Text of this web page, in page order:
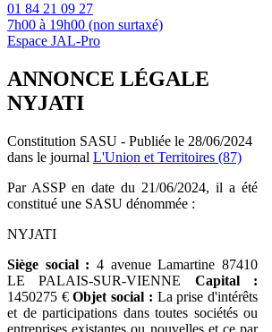
01 84 21 09 27
7h00 à 19h00 (non surtaxé)
Espace JAL-Pro
ANNONCE LÉGALE
NYJATI
Constitution SASU - Publiée le 28/06/2024
dans le journal L'Union et Territoires (87)
Par ASSP en date du 21/06/2024, il a été
constitué une SASU dénommée :
NYJATI
Siège social : 4 avenue Lamartine 87410
LE PALAIS-SUR-VIENNE Capital :
1450275 €Objet social : La prise d'intérêts
et de participations dans toutes sociétés ou
entreprises existantes ou nouvelles et ce par